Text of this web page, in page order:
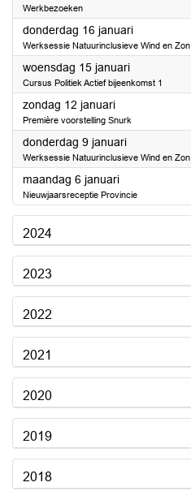
Werkbezoeken
donderdag 16 januari2025
Werksessie Natuurinclusieve Wind en Zon
woensdag 15 januari2025
Cursus Politiek Actief bijeenkomst 1
zondag 12 januari2025
Première voorstelling Snurk
donderdag 9 januari2025
Werksessie Natuurinclusieve Wind en Zon
maandag 6 januari2025
Nieuwjaarsreceptie Provincie
2024
2023
2022
2021
2020
2019
2018